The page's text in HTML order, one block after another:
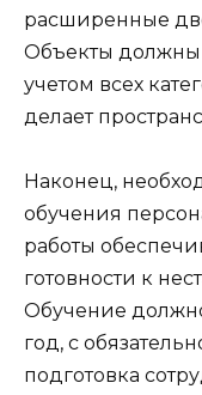
расширенные
Объекты должны
учетом всех
делает
Наконец,
обучения
работы
готовности к
Обучение
год, с
подготовка